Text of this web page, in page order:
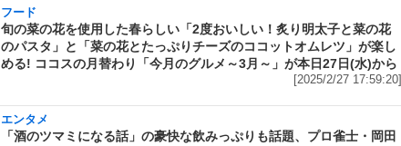
フード
旬の菜の花を使用した春らしい「2度おいしい！炙り明太子と菜の花
のパスタ」と「菜の花とたっぷりチーズのココットオムレツ」が楽し
める! ココスの月替わり「今月のグルメ～3月～」が本日27日(水)から
[2025/2/27 17:59:20]
エンタメ
「酒のツマミになる話」の豪快な飲みっぷりも話題、プロ雀士・岡田